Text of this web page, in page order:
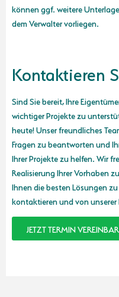
können ggf. weitere
dem Verwalter vorliegen.
Kontaktieren
Sind Sie bereit, Ihre
wichtiger Projekte zu
heute! Unser freundliches
Fragen zu beantworten und
Ihrer Projekte zu helfen. Wir
Realisierung Ihrer Vorhaben
Ihnen die besten Lösungen
kontaktieren und von unserer
JETZT TERMIN